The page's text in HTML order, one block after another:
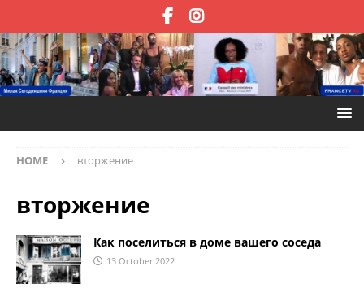
HOME вторжение
вторжение
Как поселиться в доме вашего соседа
13 October 2022